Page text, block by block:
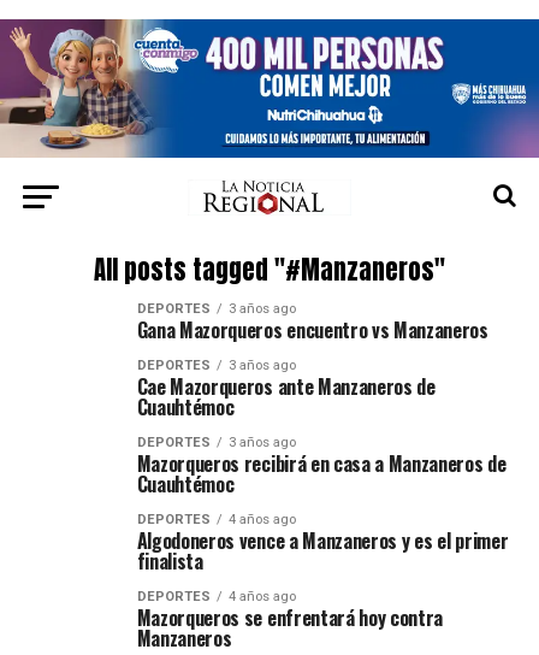
All posts tagged "#Manzaneros"
DEPORTES 3 años ago
Gana Mazorqueros encuentro vs Manzaneros
DEPORTES 3 años ago
Cae Mazorqueros ante Manzaneros de
Cuauhtémoc
DEPORTES 3 años ago
Mazorqueros recibirá en casa a Manzaneros de
Cuauhtémoc
DEPORTES 4 años ago
Algodoneros vence a Manzaneros y es el primer
finalista
DEPORTES 4 años ago
Mazorqueros se enfrentará hoy contra
Manzaneros